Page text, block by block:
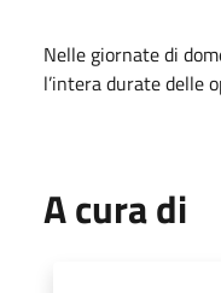
Nelle giornate di
l’intera durate delle
A cura di